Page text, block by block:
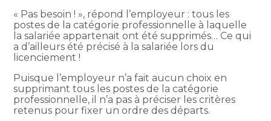
« Pas besoin ! », répond l’employeur : tous les
postes de la catégorie professionnelle à laquelle
la salariée appartenait ont été supprimés… Ce qui
a d’ailleurs été précisé à la salariée lors du
licenciement !
Puisque l’employeur n’a fait aucun choix en
supprimant tous les postes de la catégorie
professionnelle, il n’a pas à préciser les critères
retenus pour fixer un ordre des départs.